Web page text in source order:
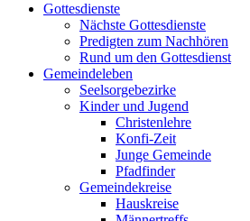
Gottesdienste
Nächste Gottesdienste
Predigten zum Nachhören
Rund um den Gottesdienst
Gemeindeleben
Seelsorgebezirke
Kinder und Jugend
Christenlehre
Konfi-Zeit
Junge Gemeinde
Pfadfinder
Gemeindekreise
Hauskreise